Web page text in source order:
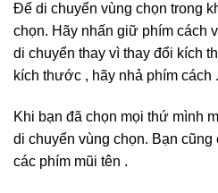
Để di chuyển vùng chọn trong
chọn. Hãy nhấn giữ phím cách
di chuyển thay vì thay đổi kích
kích thước , hãy nhả phím cách .
Khi bạn đã chọn mọi thứ mình
di chuyển vùng chọn. Bạn cũng
các phím mũi tên .